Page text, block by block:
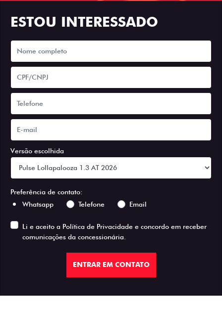
ESTOU INTERESSADO
Versão escolhida
Preferência de contato:
Whatsapp
Telefone Email
Li e aceito a Política de Privacidade e concordo em receber
comunicações da concessionária.
ENTRAR EM CONTATO